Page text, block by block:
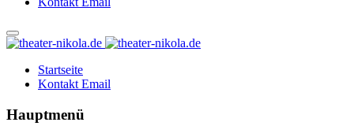
Startseite
Kontakt Email
Hauptmenü